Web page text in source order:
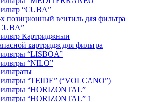
“CUBA”
позиционный вентиль для фильтра
Картриджный
картридж для фильтра
“LISBOA”
“NILO”
“TEIDE” (“VOLСANO”)
“HORIZONTAL”
“HORIZONTAL” 1